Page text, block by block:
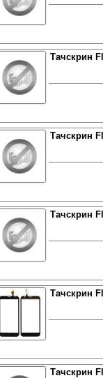
Тачскрин
Тачскрин
Тачскрин
Тачскрин
Тачскрин